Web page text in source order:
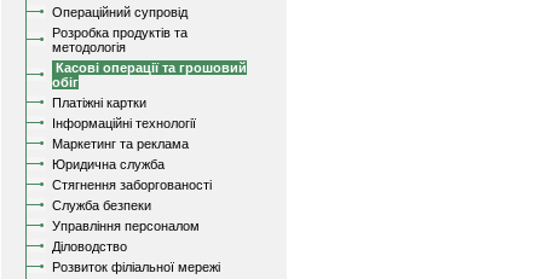
Операційний супровід
Розробка продуктів та
методологія
Касові операції та грошовий
обіг
Платіжні картки
Інформаційні технології
Маркетинг та реклама
Юридична служба
Стягнення заборгованості
Служба безпеки
Управління персоналом
Діловодство
Розвиток філіальної мережі